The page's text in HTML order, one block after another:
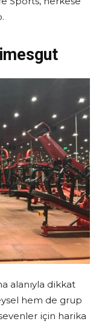
alanıyla dikkat
hem de grup
için harika